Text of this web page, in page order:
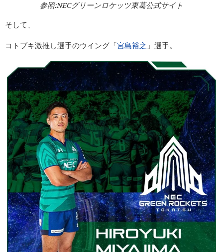
参照:NECグリーンロケッツ東葛公式サイト
そして、
コトブキ激推し選手のウイング「宮島裕之 」選手。